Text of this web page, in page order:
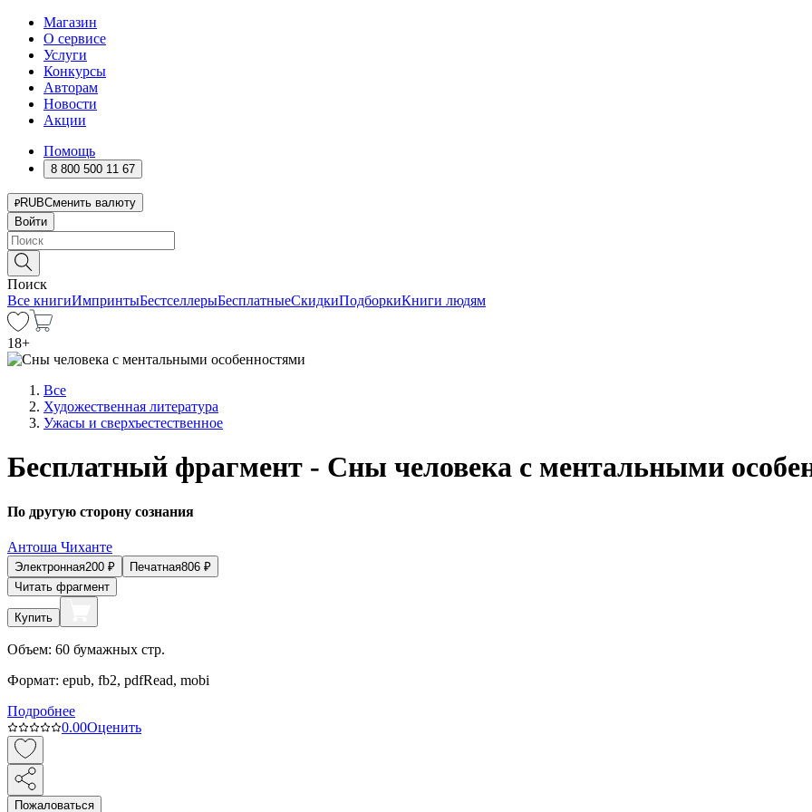
Магазин
О сервисе
Услуги
Конкурсы
Авторам
Новости
Акции
Помощь
8 800 500 11 67
RUBСменить валюту
Войти
Поиск
Все книгиИмпринтыБестселлерыБесплатныеСкидкиПодборкиКниги людям
18+
Все
Художественная литература
Ужасы и сверхъестественное
Бесплатный фрагмент - Сны человека с ментальными
По другую сторону сознания
Антоша Чиханте
Электронная200 ₽ Печатная806 ₽
Читать фрагмент
Купить
Объем: 60 бумажных стр.
Формат: epub, fb2, pdfRead, mobi
Подробнее
0.00Оценить
Пожаловаться